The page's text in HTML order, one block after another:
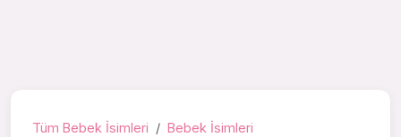
Tüm Bebek İsimleri
Bebek İsimleri